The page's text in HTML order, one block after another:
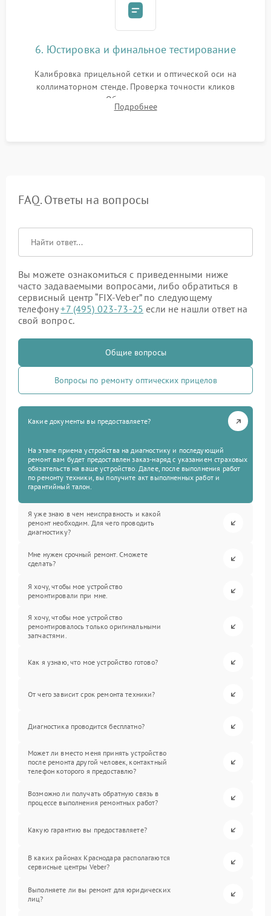
6. Юстировка и финальное тестирование
Калибровка прицельной сетки и оптической оси на
коллиматорном стенде. Проверка точности кликов
механизма поправок. Обязательное испытание прицела на
ударном стенде для проверки устойчивости к отдаче и
Подробнее
FAQ. Ответы на вопросы
Вы можете ознакомиться с приведенными ниже
часто задаваемыми вопросами, либо обратиться в
сервисный центр “FIX-Veber” по следующему
телефону+7 (495) 023-73-25 если не нашли ответ на
свой вопрос.
Общие вопросы
Вопросы по ремонту оптических прицелов
Какие документы вы предоставляете?
На этапе приема устройства на диагностику и последующий
ремонт вам будет предоставлен заказ-наряд с указанием страховых
обязательств на ваше устройство. Далее, после выполнения работ
по ремонту техники, вы получите акт выполненных работ и
гарантийный талон.
Я уже знаю в чем неисправность и какой
ремонт необходим. Для чего проводить
диагностику?
Мне нужен срочный ремонт. Сможете
сделать?
Я хочу, чтобы мое устройство
ремонтировали при мне.
Я хочу, чтобы мое устройство
ремонтировалось только оригинальными
запчастями.
Как я узнаю, что мое устройство готово?
От чего зависит срок ремонта техники?
Диагностика проводится бесплатно?
Может ли вместо меня принять устройство
после ремонта другой человек, контактный
телефон которого я предоставлю?
Возможно ли получать обратную связь в
процессе выполнения ремонтных работ?
Какую гарантию вы предоставляете?
В каких районах Краснодара располагаются
сервисные центры Veber?
Выполняете ли вы ремонт для юридических
лиц?